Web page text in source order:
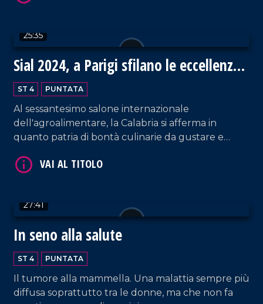
25:35
Sial 2024, a Parigi sfilano le eccellenze
gastronomiche della Calabria
ST 4 PUNTATA
Al sessantesimo salone internazionale
dell'agroalimentare, la Calabria si afferma in
quanto patria di bontà culinarie da gustare e
27:41
In seno alla salute
ST 4 PUNTATA
Il tumore alla mammella. Una malattia sempre più
diffusa soprattutto tra le donne, ma che non fa
VAI AL TITOLO